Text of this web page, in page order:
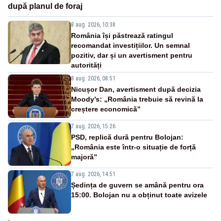
după planul de foraj
8 aug. 2026, 10:38
România își păstrează ratingul
recomandat investițiilor. Un semnal
pozitiv, dar și un avertisment pentru
autorități
8 aug. 2026, 08:51
Nicușor Dan, avertisment după decizia
Moody’s: „România trebuie să revină la
creștere economică”
7 aug. 2026, 15:26
PSD, replică dură pentru Bolojan:
„România este într-o situație de forță
majoră”
7 aug. 2026, 14:51
Ședința de guvern se amână pentru ora
15:00. Bolojan nu a obținut toate avizele